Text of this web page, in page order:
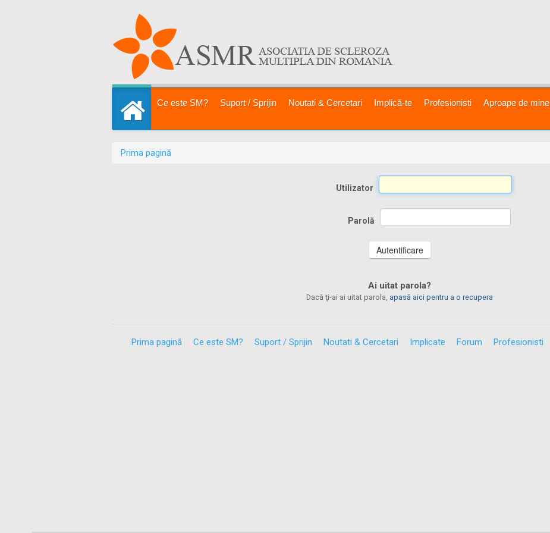
conţinut
Sari la
navigare
Secţiuni
Ce este SM? Suport / Sprijin Noutati & Cercetari Implică-te Profesionisti Aproape de mine
Prima pagină
Utilizator
Parolă
Autentificare
Ai uitat parola?
Dacă ţi-ai ai uitat parola, apasă aici pentru a o recupera
Prima pagină Ce este SM? Suport / Sprijin Noutati & Cercetari Implicate Forum Profesionisti